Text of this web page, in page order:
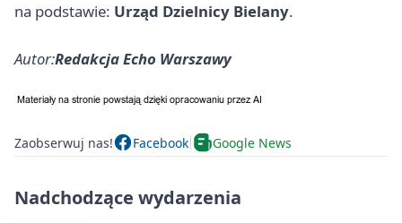
na podstawie: Urząd Dzielnicy Bielany.
Autor:Redakcja Echo Warszawy
Zaobserwuj nas! Facebook Google News
Nadchodzące wydarzenia